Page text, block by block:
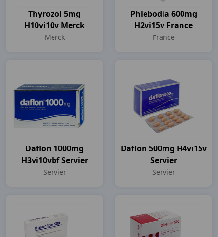
Thyrozol 5mg
H10vi10v Merck
Merck
Phlebodia 600mg
H2vi15v France
France
Daflon 1000mg
H3vi10vbf Servier
Servier
Daflon 500mg H4vi15v
Servier
Servier